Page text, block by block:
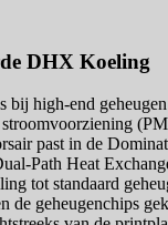
DHX Koeling
bij high-end
past in de
Path Heat
tot standaard
de geheugenchips